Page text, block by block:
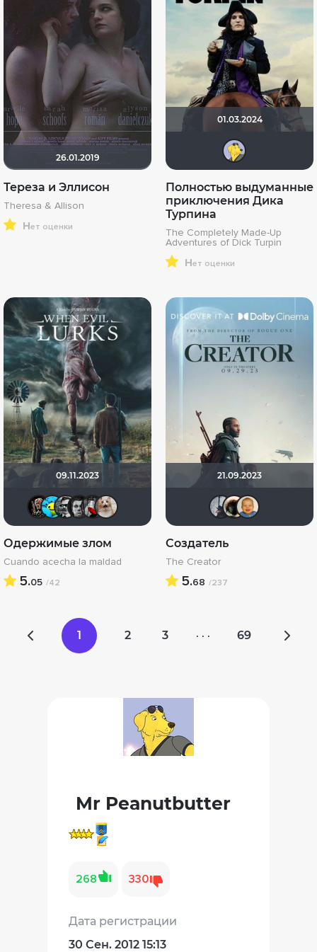
26.01.2019
Тереза и Эллисон
Theresa & Allison
нет оценки
01.03.2024
Полностью выдуманные
приключения Дика
Турпина
The Completely Made-Up
Adventures of Dick Turpin
нет оценки
09.11.2023
Бомжара с дробовиком
DarkAngelМышь Белая
yotaman
Одержимые злом
Cuando acecha la maldad
5.05 /42
21.09.2023
Создатель
The Creator
5.68 /237
1 2 3 · · · 69
Mr Peanutbutter
268 330
Дата регистрации
30 Сен. 2012 15:13